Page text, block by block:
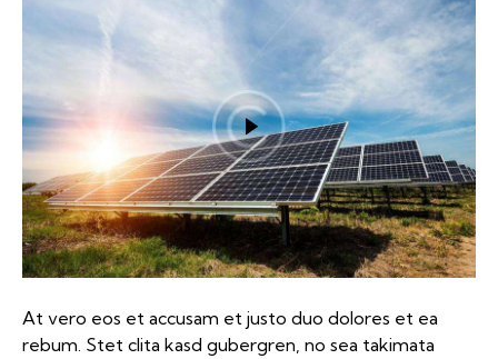
At vero eos et accusam et justo duo dolores et ea
rebum. Stet clita kasd gubergren, no sea takimata